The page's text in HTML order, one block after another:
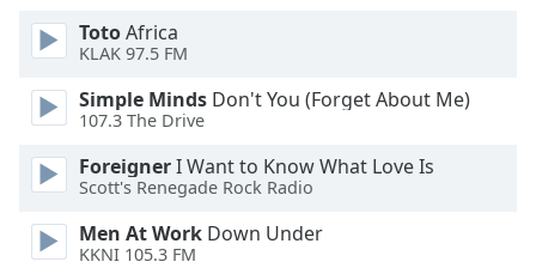
Color
Opacity
Color
TotoAfrica
KLAK 97.5 FM
Simple Minds Don't You (Forget About Me)
107.3 The Drive
ForeignerI Want to Know What Love Is
Scott's Renegade Rock Radio
Men At Work Down Under
KKNI 105.3 FM